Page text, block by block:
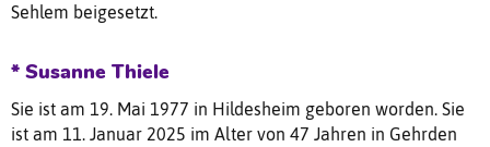
Sehlem beigesetzt.
* Susanne Thiele
Sie ist am 19. Mai 1977 in Hildesheim geboren worden. Sie
ist am 11. Januar 2025 im Alter von 47 Jahren in Gehrden